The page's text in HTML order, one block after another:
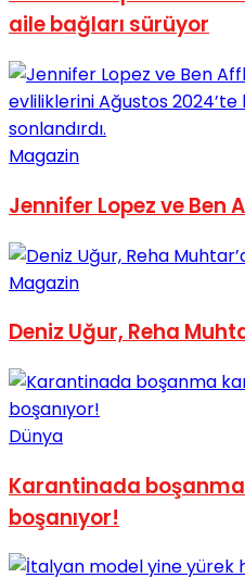
aile bağları sürüyor
Magazin
Jennifer Lopez ve Ben
Magazin
Deniz Uğur, Reha
Dünya
Karantinada
boşanıyor!